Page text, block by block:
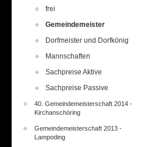
frei
Gemeindemeister
Dorfmeister und Dorfkönig
Mannschaften
Sachpreise Aktive
Sachpreise Passive
40. Gemeindemeisterschaft 2014 -
Kirchanschöring
Gemeindemeisterschaft 2013 -
Lampoding